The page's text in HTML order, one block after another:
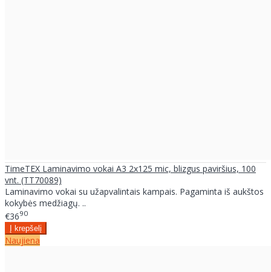
TimeTEX Laminavimo vokai A3 2x125 mic, blizgus paviršius, 100
vnt. (TT70089)
Laminavimo vokai su užapvalintais kampais. Pagaminta iš aukštos
kokybės medžiagų. ..
€3690
Naujiena